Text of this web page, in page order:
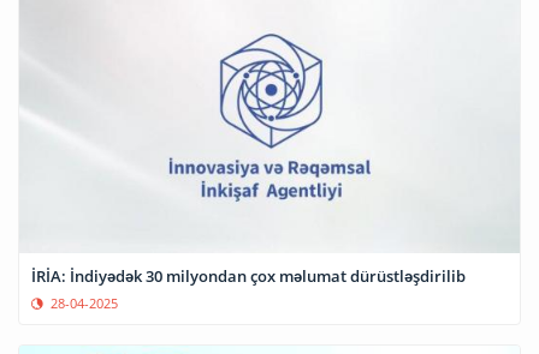
İRİA: İndiyədək 30 milyondan çox məlumat dürüstləşdirilib
28-04-2025